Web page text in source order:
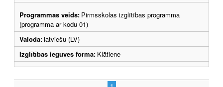
Programmas veids: Pirmsskolas izglītības programma
(programma ar kodu 01)
Valoda:latviešu (LV)
Izglītības ieguves forma: Klātiene